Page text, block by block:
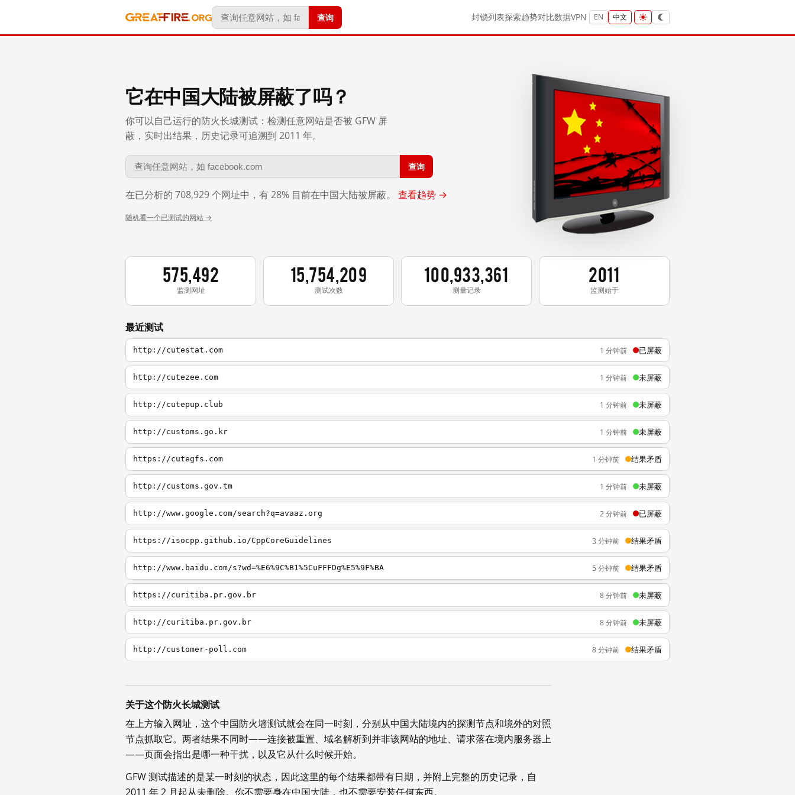
查询 封锁列表探索趋势对比数据VPN EN 中文
它在中国大陆被屏蔽了吗？
你可以自己运行的防火长城测试：检测任意网站是否被 GFW 屏
蔽，实时出结果，历史记录可追溯到 2011 年。
查询
在已分析的 708,929 个网址中，有 28% 目前在中国大陆被屏蔽。 查看趋势 →
随机看一个已测试的网站 →
575,492
监测网址
15,754,209
测试次数
100,933,361
测量记录
2011
监测始于
最近测试
http://cutestat.com 1 分钟前 已屏蔽
http://cutezee.com 1 分钟前 未屏蔽
http://cutepup.club 1 分钟前 未屏蔽
http://customs.go.kr 1 分钟前 未屏蔽
https://cutegfs.com 1 分钟前 结果矛盾
http://customs.gov.tm 1 分钟前 未屏蔽
http://www.google.com/search?q=avaaz.org 2 分钟前 已屏蔽
https://isocpp.github.io/CppCoreGuidelines 3 分钟前 结果矛盾
http://www.baidu.com/s?wd=%E6%9C%B1%5CuFFFDg%E5%9F%BA 5 分钟前 结果矛盾
https://curitiba.pr.gov.br 8 分钟前 未屏蔽
http://curitiba.pr.gov.br 8 分钟前 未屏蔽
http://customer-poll.com 8 分钟前 结果矛盾
关于这个防火长城测试
在上方输入网址，这个中国防火墙测试就会在同一时刻，分别从中国大陆境内的探测节点和境外的对照
节点抓取它。两者结果不同时——连接被重置、域名解析到并非该网站的地址、请求落在境内服务器上
——页面会指出是哪一种干扰，以及它从什么时候开始。
GFW 测试描述的是某一时刻的状态，因此这里的每个结果都带有日期，并附上完整的历史记录，自
2011 年 2 月起从未删除。你不需要身在中国大陆，也不需要安装任何东西。